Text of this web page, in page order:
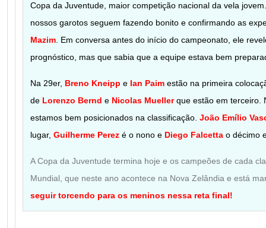
Copa da Juventude, maior competição nacional da vela
nossos garotos seguem fazendo bonito e confirmando as
Mazim . Em conversa antes do início do campeonato, ele
prognóstico, mas que sabia que a equipe estava bem
Na 29er, Breno Kneipp e Ian Paim estão na primeira
de Lorenzo Bernd e Nicolas Muellerque estão em terceiro.
estamos bem posicionados na classificação. João Emílio
lugar, Guilherme Perez é o nono e Diego Falcetta o décimo
A Copa da Juventude termina hoje e os campeões de cada
Mundial, que neste ano acontece na Nova Zelândia e está
seguir torcendo para os meninos nessa reta final!